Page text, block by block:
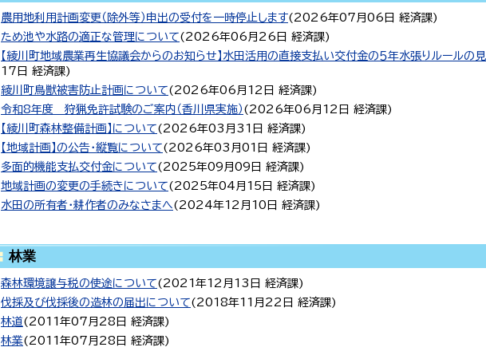
農用地利用計画変更（除外等）申出の受付を一時停止します( 2026年07月06日 経済課)
ため池や水路の適正な管理について( 2026年06月26日 経済課)
【綾川町地域農業再生協議会からのお知らせ】水田活用の直接支払い交付金の５年水張りルールの
17日 経済課)
綾川町鳥獣被害防止計画について( 2026年06月12日 経済課)
令和8年度 狩猟免許試験のご案内（香川県実施） ( 2026年06月12日 経済課)
【綾川町森林整備計画】について( 2026年03月31日 経済課)
【地域計画】の公告・縦覧について( 2026年03月01日 経済課)
多面的機能支払交付金について( 2025年09月09日 経済課)
地域計画の変更の手続きについて( 2025年04月15日 経済課)
水田の所有者・耕作者のみなさまへ( 2024年12月10日 経済課)
林業
森林環境譲与税の使途について( 2021年12月13日 経済課)
伐採及び伐採後の造林の届出について( 2018年11月22日 経済課)
林道( 2011年07月28日 経済課)
林業( 2011年07月28日 経済課)